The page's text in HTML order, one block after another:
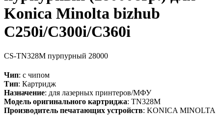
Konica Minolta bizhub
C250i/C300i/C360i
CS-TN328M пурпурный 28000
Чип: с чипом
Тип: Картридж
Назначение: для лазерных принтеров/МФУ
Модель оригинального картриджа: TN328M
Производитель печатающих устройств: KONICA MINOLTA